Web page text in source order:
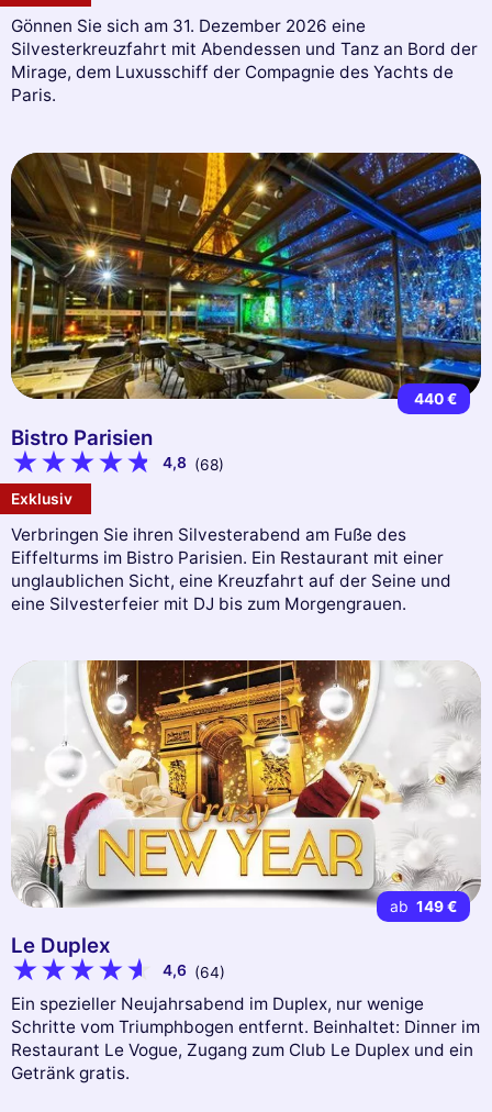
Gönnen Sie sich am 31. Dezember 2026 eine
Silvesterkreuzfahrt mit Abendessen und Tanz an Bord der
Mirage, dem Luxusschiff der Compagnie des Yachts de
Paris.
440 €
Bistro Parisien
4,8 (68)
Exklusiv
Verbringen Sie ihren Silvesterabend am Fuße des
Eiffelturms im Bistro Parisien. Ein Restaurant mit einer
unglaublichen Sicht, eine Kreuzfahrt auf der Seine und
eine Silvesterfeier mit DJ bis zum Morgengrauen.
ab 149 €
Le Duplex
4,6 (64)
Ein spezieller Neujahrsabend im Duplex, nur wenige
Schritte vom Triumphbogen entfernt. Beinhaltet: Dinner im
Restaurant Le Vogue, Zugang zum Club Le Duplex und ein
Getränk gratis.